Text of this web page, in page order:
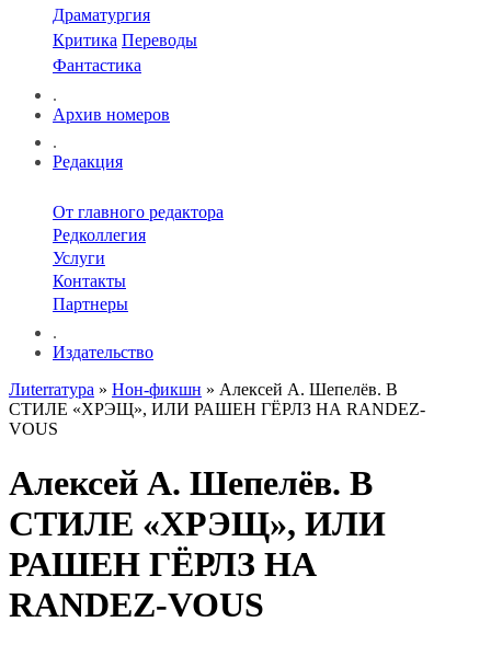
Драматургия
Критика Переводы
Фантастика
.
Архив номеров
.
Редакция
От главного редактора
Редколлегия
Услуги
Контакты
Партнеры
.
Издательство
Лиterraтура » Нон-фикшн » Алексей А. Шепелёв. В
СТИЛЕ «ХРЭЩ», ИЛИ РАШЕН ГЁРЛЗ НА RANDEZ-
VOUS
Алексей А. Шепелёв. В
СТИЛЕ «ХРЭЩ», ИЛИ
РАШЕН ГЁРЛЗ НА
RANDEZ-VOUS